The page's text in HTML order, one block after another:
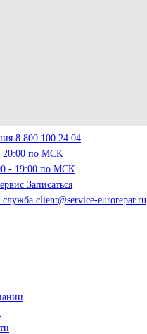
8 800 100 24 04
20:00 по МСК
- 19:00 по МСК
Записаться
служба client@service-eurorepar.ru